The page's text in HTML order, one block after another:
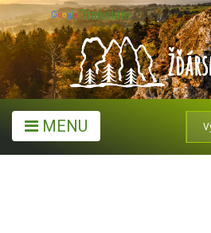
Translate
MENU